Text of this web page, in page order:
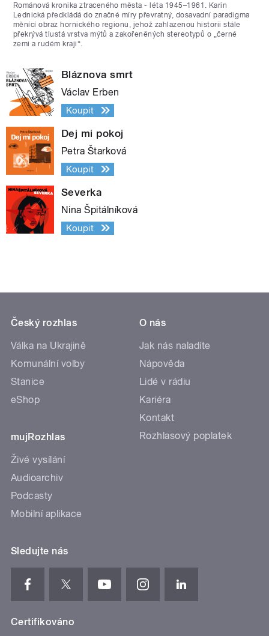
Románová kronika ztraceného města - léta 1945–1961. Karin
Lednická předkládá do značné míry převratný, dosavadní paradigma
měnící obraz hornického regionu, jehož zahlazenou historii stále
překrývá tlustá vrstva mýtů a zakořeněných stereotypů o „černé
zemi a rudém kraji“.
Bláznova smrt
Václav Erben
Koupit
Dej mi pokoj
Petra Štarková
Koupit
Severka
Nina Špitálníková
Koupit
Český rozhlas
Válka na Ukrajině
Komunální volby
Stanice
eShop
mujRozhlas
Živé vysílání
Audioarchiv
Podcasty
Mobilní aplikace
O nás
Jak nás naladíte
Nápověda
Lidé v rádiu
Kariéra
Kontakt
Rozhlasový poplatek
Sledujte nás
Certifikováno